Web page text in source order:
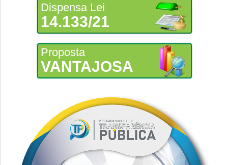
Dispensa Lei
14.133/21
Proposta
VANTAJOSA